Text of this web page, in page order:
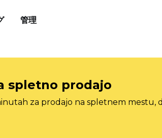
管理
spletno prodajo
za prodajo na spletnem mestu,